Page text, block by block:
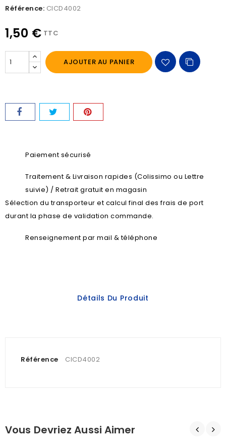
Référence: CICD4002
1,50 € TTC
AJOUTER AU PANIER
Paiement sécurisé
Traitement & Livraison rapides (Colissimo ou Lettre
suivie) / Retrait gratuit en magasin
Sélection du transporteur et calcul final des frais de port
durant la phase de validation commande.
Renseignement par mail & téléphone
Détails Du Produit
Référence CICD4002
Vous Devriez Aussi Aimer